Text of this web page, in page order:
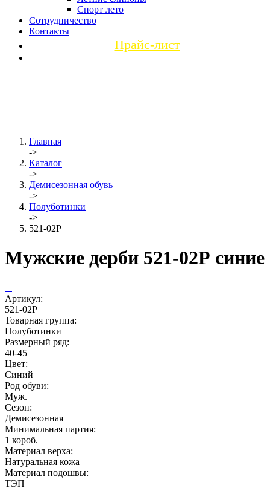
Спорт лето
Сотрудничество
Контакты
Прайс-лист
Главная
->
Каталог
->
Демисезонная обувь
->
Полуботинки
->
521-02Р
Мужские дерби 521-02Р синие
Артикул:
521-02Р
Товарная группа:
Полуботинки
Размерный ряд:
40-45
Цвет:
Синий
Род обуви:
Муж.
Сезон:
Демисезонная
Минимальная партия:
1 короб.
Материал верха:
Натуральная кожа
Материал подошвы:
ТЭП